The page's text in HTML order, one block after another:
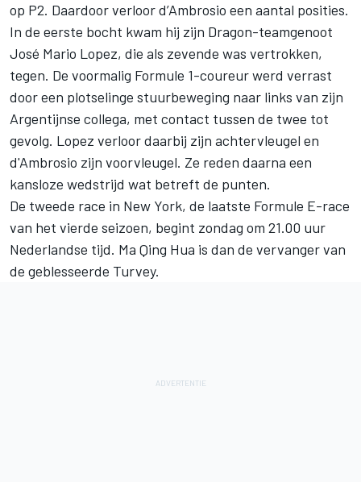
op P2. Daardoor verloor d’Ambrosio een aantal posities.
In de eerste bocht kwam hij zijn Dragon-teamgenoot
José Mario Lopez, die als zevende was vertrokken,
tegen. De voormalig Formule 1-coureur werd verrast
door een plotselinge stuurbeweging naar links van zijn
Argentijnse collega, met contact tussen de twee tot
gevolg. Lopez verloor daarbij zijn achtervleugel en
d'Ambrosio zijn voorvleugel. Ze reden daarna een
kansloze wedstrijd wat betreft de punten.
De tweede race in New York, de laatste Formule E-race
van het vierde seizoen, begint zondag om 21.00 uur
Nederlandse tijd. Ma Qing Hua is dan de vervanger van
de geblesseerde Turvey.